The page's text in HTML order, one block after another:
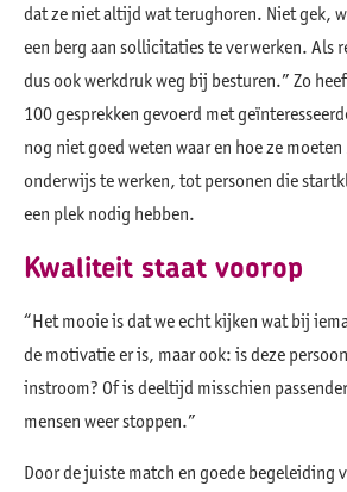
dat ze niet altijd wat terughoren. Niet gek,
een berg aan sollicitaties te verwerken. Als
dus ook werkdruk weg bij besturen.” Zo
100 gesprekken gevoerd met
nog niet goed weten waar en hoe ze
onderwijs te werken, tot personen die
een plek nodig hebben.
Kwaliteit staat voorop
“Het mooie is dat we echt kijken wat bij
de motivatie er is, maar ook: is deze
instroom? Of is deeltijd misschien
mensen weer stoppen.”
Door de juiste match en goede begeleiding